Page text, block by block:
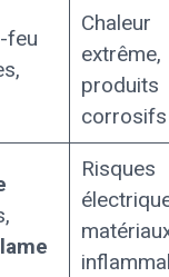
feu
Chaleur
extrême,
produits
corrosifs
Risques